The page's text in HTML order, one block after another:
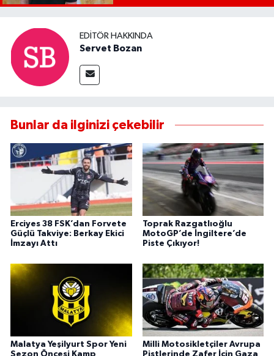
EDITÖR HAKKINDA
Servet Bozan
Bunlar da ilginizi çekebilir
Erciyes 38 FSK’dan Forvete
Güçlü Takviye: Berkay Ekici
İmzayı Attı
Toprak Razgatlıoğlu
MotoGP’de İngiltere’de
Piste Çıkıyor!
Malatya Yeşilyurt Spor Yeni
Sezon Öncesi Kamp
Milli Motosikletçiler Avrupa
Pistlerinde Zafer İçin Gaza